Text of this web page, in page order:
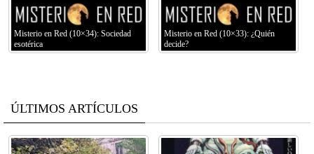
Misterio en Red (10×34): Sociedad
esotérica
Misterio en Red (10×33): ¿Quién
decide?
ÚLTIMOS ARTÍCULOS